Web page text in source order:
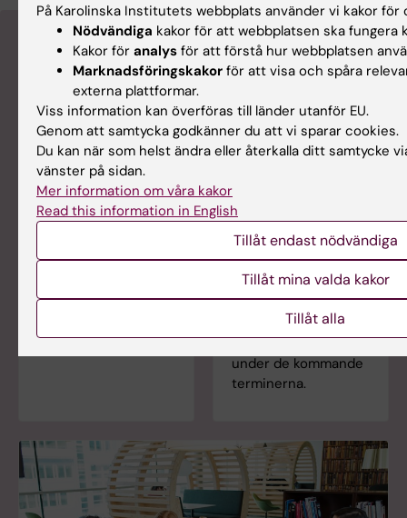
Lärplattformen
Canvas
Lär dig använda
studentguide
För dig som är
student på
läkarprogrammet,
sexårigt
På denna sida har du
information kring ditt
program, vad som
gäller för just dig och
vad som väntar
under de kommande
terminerna.
På Karolinska Institutets webbplats använder vi kakor för
Nödvändiga kakor för att webbplatsen ska fungera
Kakor för analys för att förstå hur webbplatsen
Marknadsföringskakor för att visa och spåra
externa plattformar.
Viss information kan överföras till länder utanför EU.
Genom att samtycka godkänner du att vi sparar cookies.
Du kan när som helst ändra eller återkalla ditt samtycke
vänster på sidan.
Mer information om våra kakor
Read this information in English
Tillåt endast nödvändiga
Tillåt mina valda kakor
Tillåt alla